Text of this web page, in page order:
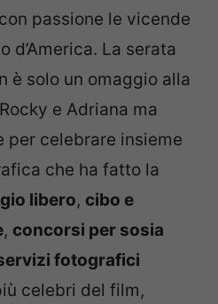
passione le vicende
d’America. La serata
è solo un omaggio alla
e Adriana ma
per celebrare insieme
che ha fatto la
libero, cibo e
, concorsi per sosia
fotografici
celebri del film,